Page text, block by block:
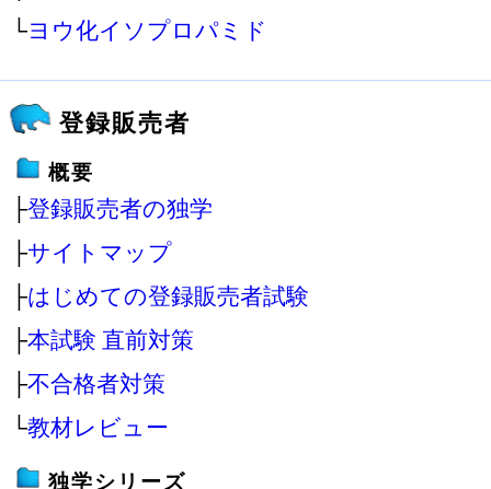
└ヨウ化イソプロパミド
登録販売者
概要
├登録販売者の独学
├サイトマップ
├はじめての登録販売者試験
├本試験 直前対策
├不合格者対策
└教材レビュー
独学シリーズ